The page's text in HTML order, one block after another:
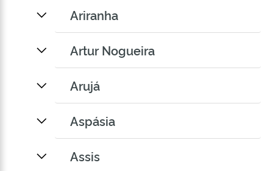
Ariranha
Artur Nogueira
Arujá
Aspásia
Assis